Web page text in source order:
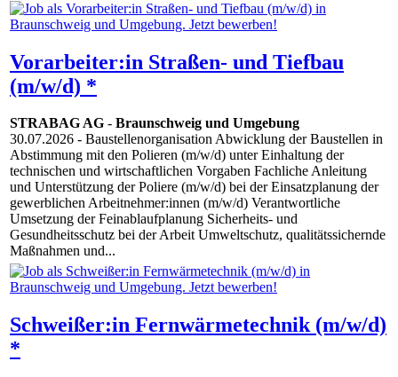
Vorarbeiter:in Straßen- und Tiefbau
(m/w/d) *
STRABAG AG - Braunschweig und Umgebung
30.07.2026 - Baustellenorganisation Abwicklung der Baustellen in
Abstimmung mit den Polieren (m/w/d) unter Einhaltung der
technischen und wirtschaftlichen Vorgaben Fachliche Anleitung
und Unterstützung der Poliere (m/w/d) bei der Einsatzplanung der
gewerblichen Arbeitnehmer:innen (m/w/d) Verantwortliche
Umsetzung der Feinablaufplanung Sicherheits- und
Gesundheitsschutz bei der Arbeit Umweltschutz, qualitätssichernde
Maßnahmen und...
Schweißer:in Fernwärmetechnik (m/w/d)
*